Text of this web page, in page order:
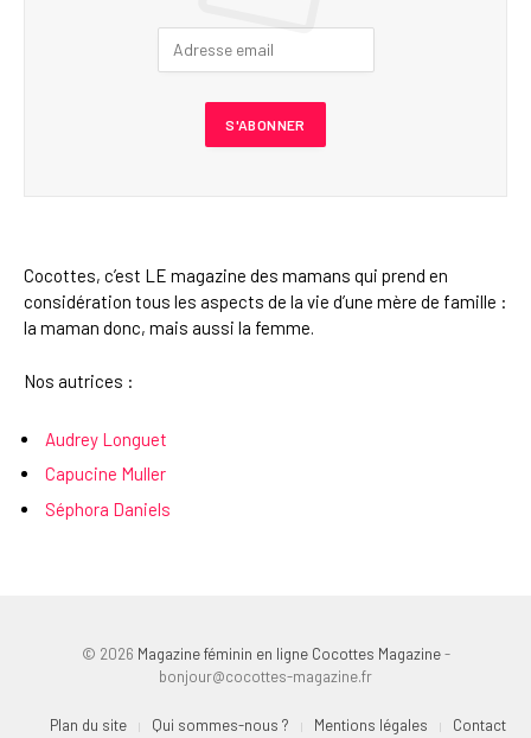
Cocottes, c’est LE magazine des mamans qui prend en
considération tous les aspects de la vie d’une mère de famille :
la maman donc, mais aussi la femme.
Nos autrices :
Audrey Longuet
Capucine Muller
Séphora Daniels
© 2026 Magazine féminin en ligne Cocottes Magazine-
bonjour@cocottes-magazine.fr
Plan du site Qui sommes-nous ? Mentions légales Contact